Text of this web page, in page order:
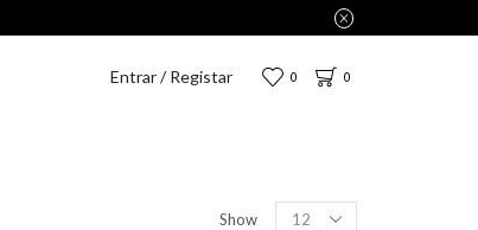
Entrar / Registar 0 0
Show